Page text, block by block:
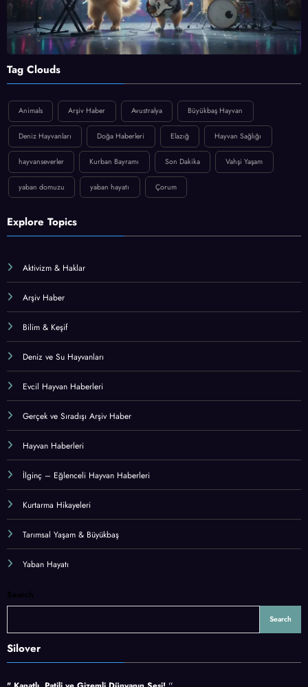
Tag Clouds
Animals Arşiv Haber Avustralya Büyükbaş Hayvan
Deniz Hayvanları Doğa Haberleri Elazığ Hayvan Sağlığı
hayvanseverler Kurban Bayramı Son Dakika Vahşi Yaşam
yaban domuzu yaban hayatı Çorum
Explore Topics
Aktivizm & Haklar
Arşiv Haber
Bilim & Keşif
Deniz ve Su Hayvanları
Evcil Hayvan Haberleri
Gerçek ve Sıradışı Arşiv Haber
Hayvan Haberleri
İlginç – Eğlenceli Hayvan Haberleri
Kurtarma Hikayeleri
Tarımsal Yaşam & Büyükbaş
Yaban Hayatı
Search
Search
Silover